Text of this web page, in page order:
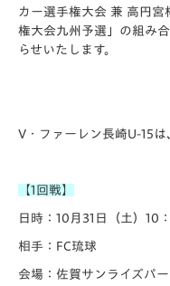
カー選手権大会 兼 高円宮
権大会九州予選」の組み
らせいたします。
V・ファーレン長崎U-15
【1回戦】
日時：10月31日（土）10
相手：FC琉球
会場：佐賀サンライズパー